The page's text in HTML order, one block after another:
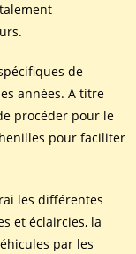
de
années. A titre
procéder pour le
pour faciliter
les différentes
et éclaircies, la
par les